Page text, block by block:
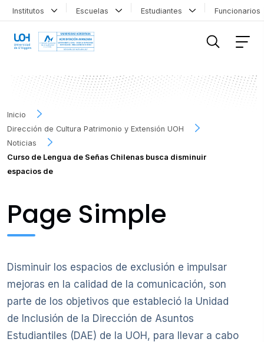
Institutos Escuelas Estudiantes
Inicio
Dirección de Cultura Patrimonio y Extensión UOH
Noticias
Curso de Lengua de Señas Chilenas busca disminuir
espacios de
Page Simple
Disminuir los espacios de exclusión e impulsar
mejoras en la calidad de la comunicación, son
parte de los objetivos que estableció la Unidad
de Inclusión de la Dirección de Asuntos
Estudiantiles (DAE) de la UOH, para llevar a cabo